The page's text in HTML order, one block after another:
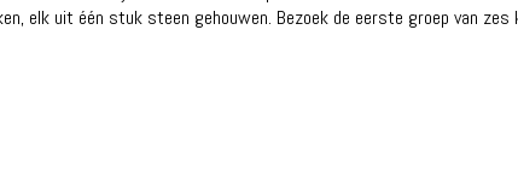
elk uit één stuk steen gehouwen. Bezoek de eerste groep van zes